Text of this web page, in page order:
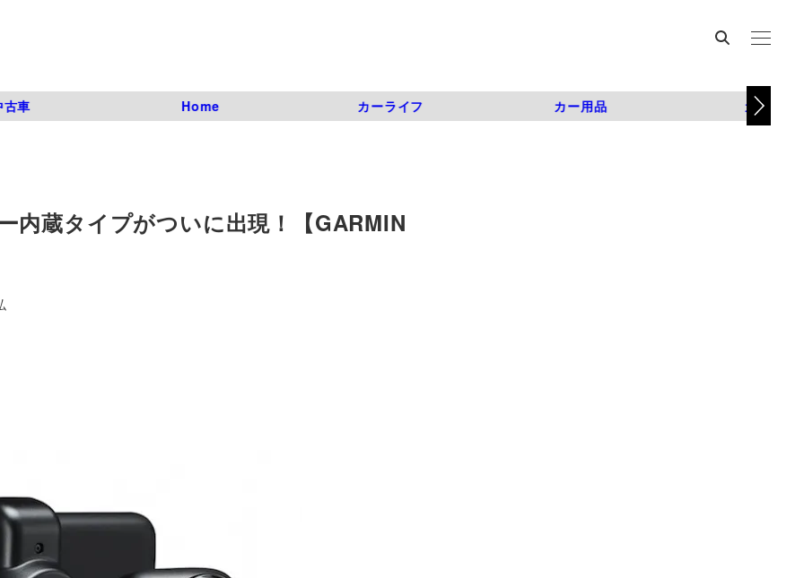
古車 Home カーライフ カー用品 カスタム
内蔵タイプがついに出現！【GARMIN